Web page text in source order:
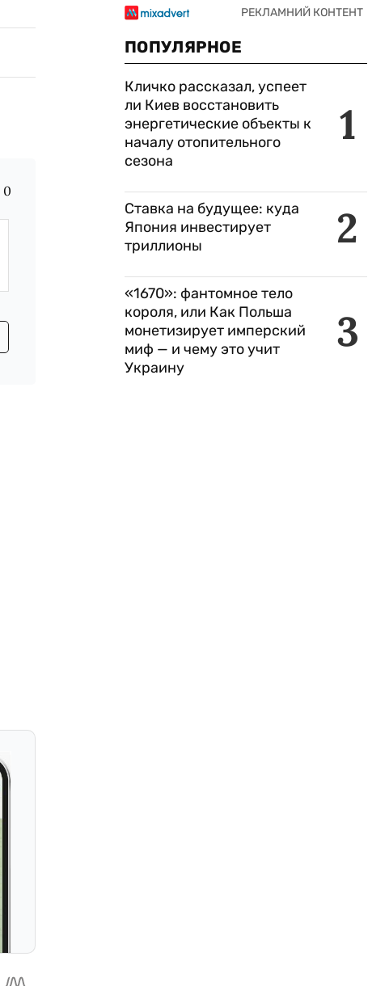
0
ПОПУЛЯРНОЕ
1
Кличко рассказал, успеет
ли Киев восстановить
энергетические объекты к
началу отопительного
сезона
2
Ставка на будущее: куда
Япония инвестирует
триллионы
3
«1670»: фантомное тело
короля, или Как Польша
монетизирует имперский
миф — и чему это учит
Украину